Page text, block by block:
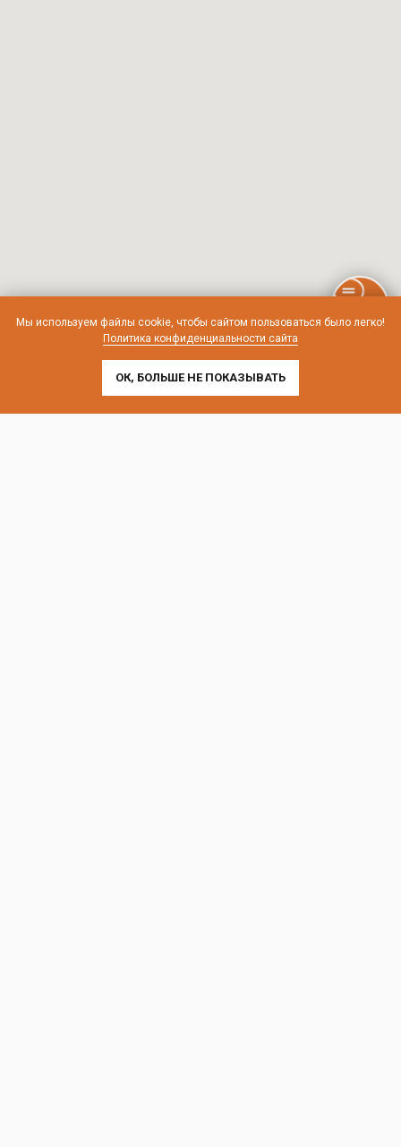
Мы используем файлы cookie, чтобы сайтом пользоваться было легко!
Политика конфиденциальности сайта
ОК, БОЛЬШЕ НЕ ПОКАЗЫВАТЬ